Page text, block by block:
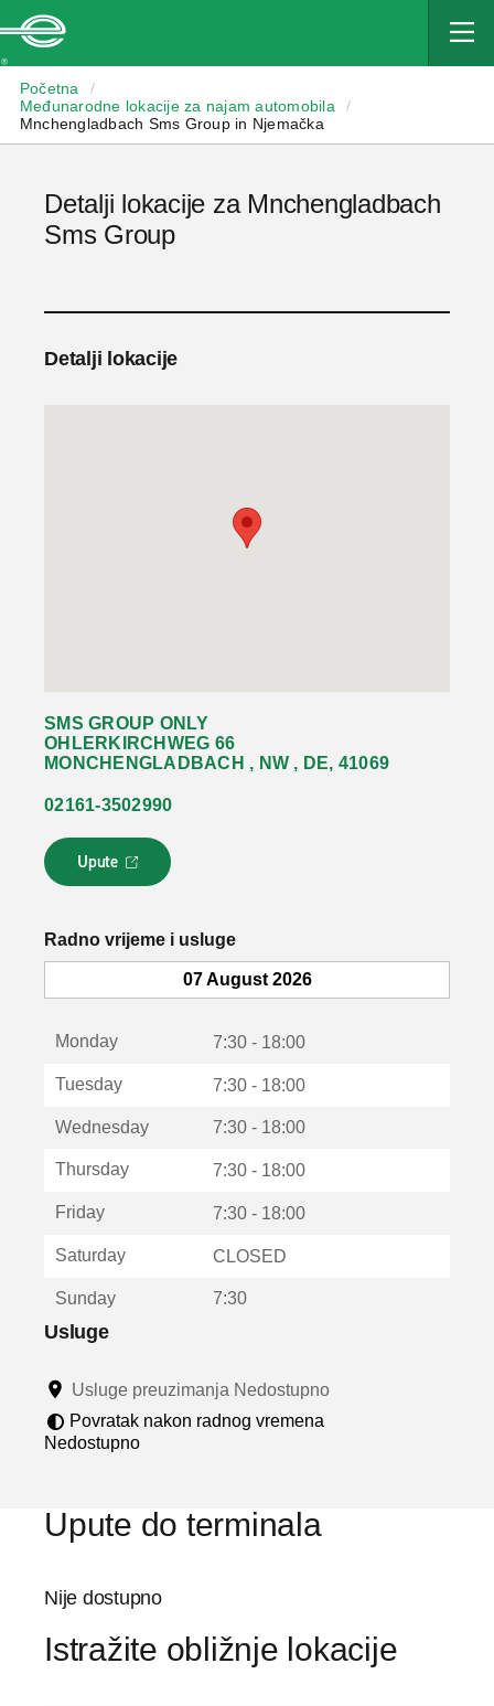
Početna
/
Međunarodne lokacije za najam automobila
/
Mnchengladbach Sms Group in Njemačka
Detalji lokacije za Mnchengladbach
Sms Group
Detalji lokacije
SMS GROUP ONLY
OHLERKIRCHWEG 66
MONCHENGLADBACH , NW , DE, 41069
02161-3502990
Upute
L
i
k
o
u
u
Radno vrijeme i usluge
07 August 2026
Monday 7:30 - 18:00
Tuesday 7:30 - 18:00
Wednesday 7:30 - 18:00
Thursday 7:30 - 18:00
Friday 7:30 - 18:00
Saturday CLOSED
Sunday 7:30
Usluge
Usluge preuzimanja Nedostupno
Povratak nakon radnog vremena
Nedostupno
Upute do terminala
Nije dostupno
Istražite obližnje lokacije